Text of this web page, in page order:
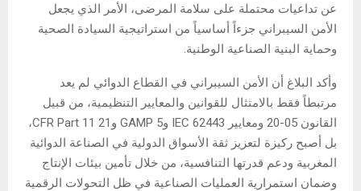
عن تداعيات محتملة على سلامة المرضى، الأمر الذي يجعل
الأمن السيبراني جزءاً أساسياً من استراتيجية السيادة الصحية
وحماية البنية الصناعية الوطنية.
وأكد البلاغ أن الأمن السيبراني في القطاع الدوائي لم يعد
مرتبطاً فقط بالامتثال للقوانين والمعايير التنظيمية، من قبيل
القانون 05-20 ومعايير IEC 62443 وGAMP 5 و21 CFR Part 11،
بل أصبح ركيزة لتعزيز ثقة الأسواق الدولية في الصناعة الدوائية
المغربية ودعم قدرتها التنافسية، من خلال تأمين بيئات الإنتاج
وضمان استمرارية العمليات الصناعية في ظل التحولات الرقمية